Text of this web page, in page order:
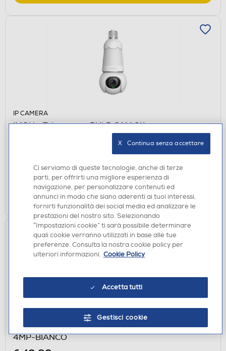
IP CAMERA
IMOU - Telecamera BULB CAM 2K
Ritiro in negozio in 30' gratuito:verifica
AGGIUNGI
IMOU - Telecamera di sicurezza da interno A1
4MP-BIANCO
Ci serviamo di queste tecnologie, anche di terze
parti, per offrirti una migliore esperienza di
navigazione, per personalizzare contenuti ed
annunci in modo che siano aderenti ai tuoi interessi,
fornirti funzionalità dei social media ed analizzare le
prestazioni del nostro sito. Selezionando
“Impostazioni cookie” ti sarà possibile determinare
quali cookie verranno utilizzati in base alle tue
preferenze. Consulta la nostra cookie policy per
ulteriori informazioni. Cookie Policy
Accetta tutti
Gestisci cookie
X   Continua senza accettare